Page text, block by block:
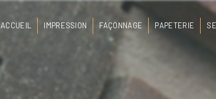
ACCUEIL IMPRESSION FAÇONNAGE PAPETERIE